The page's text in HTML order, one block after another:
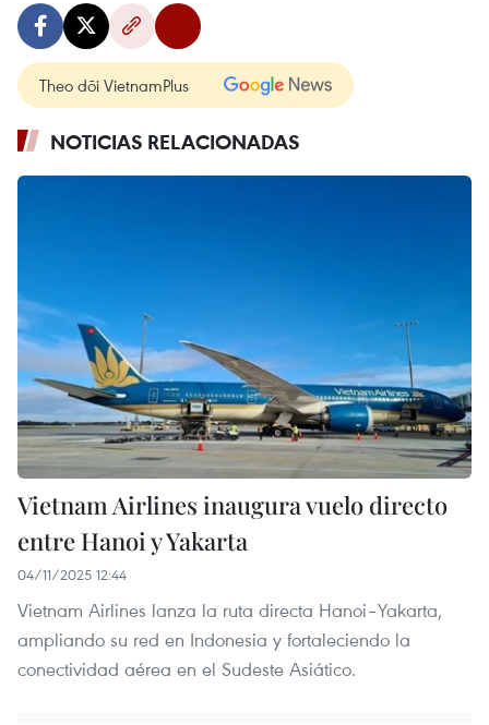
Theo dõi VietnamPlus
NOTICIAS RELACIONADAS
Vietnam Airlines inaugura vuelo directo
entre Hanoi y Yakarta
04/11/2025 12:44
Vietnam Airlines lanza la ruta directa Hanoi–Yakarta,
ampliando su red en Indonesia y fortaleciendo la
conectividad aérea en el Sudeste Asiático.